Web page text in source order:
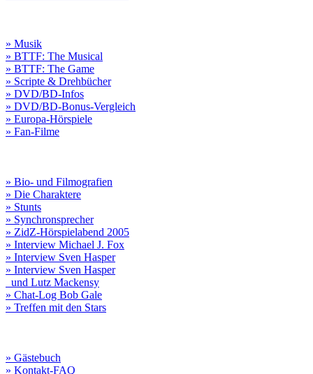
» Musik
» BTTF: The Musical
» BTTF: The Game
» Scripte & Drehbücher
» DVD/BD-Infos
» DVD/BD-Bonus-Vergleich
» Europa-Hörspiele
» Fan-Filme
» Bio- und Filmografien
» Die Charaktere
» Stunts
» Synchronsprecher
» ZidZ-Hörspielabend 2005
» Interview Michael J. Fox
» Interview Sven Hasper
» Interview Sven Hasper
und Lutz Mackensy
» Chat-Log Bob Gale
» Treffen mit den Stars
» Gästebuch
» Kontakt-FAQ